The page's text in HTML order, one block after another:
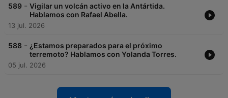
589 - Vigilar un volcán activo en la Antártida.
Hablamos con Rafael Abella.
13 jul. 2026
588 - ¿Estamos preparados para el próximo
terremoto? Hablamos con Yolanda Torres.
05 jul. 2026